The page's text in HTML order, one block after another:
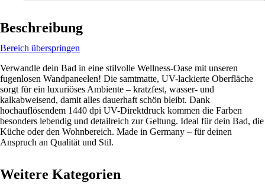
Beschreibung
Bereich überspringen
Verwandle dein Bad in eine stilvolle Wellness-Oase mit unseren
fugenlosen Wandpaneelen! Die samtmatte, UV-lackierte Oberfläche
sorgt für ein luxuriöses Ambiente – kratzfest, wasser- und
kalkabweisend, damit alles dauerhaft schön bleibt. Dank
hochauflösendem 1440 dpi UV-Direktdruck kommen die Farben
besonders lebendig und detailreich zur Geltung. Ideal für dein Bad, die
Küche oder den Wohnbereich. Made in Germany – für deinen
Anspruch an Qualität und Stil.
Weitere Kategorien